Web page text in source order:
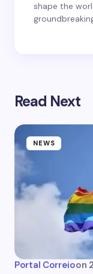
shape the
Read Next
NEWS
Portal Correioon